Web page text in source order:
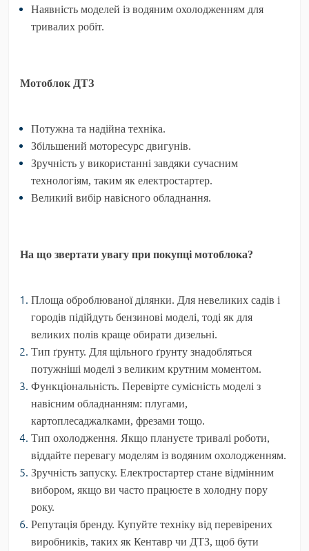
Наявність моделей із водяним охолодженням для
тривалих робіт.
Мотоблок ДТЗ
Потужна та надійна техніка.
Збільшений моторесурс двигунів.
Зручність у використанні завдяки сучасним
технологіям, таким як електростартер.
Великий вибір навісного обладнання.
На що звертати увагу при покупці мотоблока?
Площа оброблюваної ділянки. Для невеликих садів і
городів підійдуть бензинові моделі, тоді як для
великих полів краще обирати дизельні.
Тип ґрунту. Для щільного ґрунту знадобляться
потужніші моделі з великим крутним моментом.
Функціональність. Перевірте сумісність моделі з
навісним обладнанням: плугами,
картоплесаджалками, фрезами тощо.
Тип охолодження. Якщо плануєте тривалі роботи,
віддайте перевагу моделям із водяним охолодженням.
Зручність запуску. Електростартер стане відмінним
вибором, якщо ви часто працюєте в холодну пору
року.
Репутація бренду. Купуйте техніку від перевірених
виробників, таких як Кентавр чи ДТЗ, щоб бути